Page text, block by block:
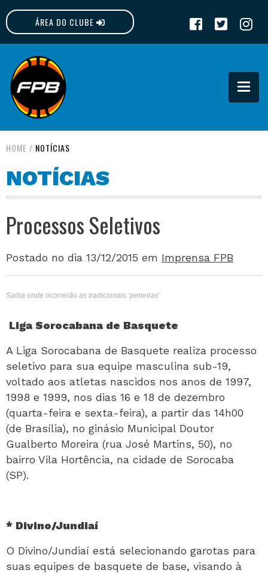
ÁREA DO CLUBE
FPB
HOME / NOTÍCIAS
NOTÍCIAS
Processos Seletivos
Postado no dia 13/12/2015 em Imprensa FPB
Saiba onde ocorrerão as tradicionais ‘peneiras’
Liga Sorocabana de Basquete
A Liga Sorocabana de Basquete realiza processo
seletivo para sua equipe masculina sub-19,
voltado aos atletas nascidos nos anos de 1997,
1998 e 1999, nos dias 16 e 18 de dezembro
(quarta-feira e sexta-feira), a partir das 14h00
(de Brasília), no ginásio Municipal Doutor
Gualberto Moreira (rua José Martins, 50), no
bairro Vila Hortência, na cidade de Sorocaba
(SP).
* Divino/Jundiaí
O Divino/Jundiaí está selecionando garotas para
suas equipes de basquete de base, visando à